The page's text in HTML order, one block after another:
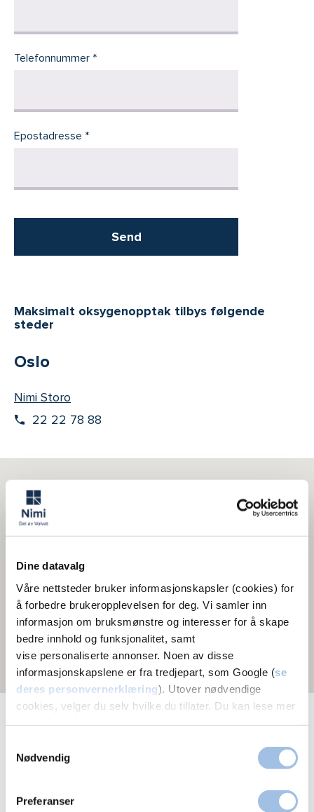
Dine datavalg
Våre nettsteder bruker informasjonskapsler (cookies) for
å forbedre brukeropplevelsen for deg. Vi samler inn
informasjon om bruksmønstre og interesser for å skape
bedre innhold og funksjonalitet, samt
vise personaliserte annonser. Noen av disse
informasjonskapslene er fra tredjepart, som Google (se
deres personvernerklæring). Utover nødvendige
cookies, velger du selv hvilke du tillater. Du kan lese mer
Nødvendig
Preferanser
Telefonnummer
Epostadresse
Send
Maksimalt oksygenopptak tilbys følgende
steder
Oslo
Nimi Storo
22 22 78 88